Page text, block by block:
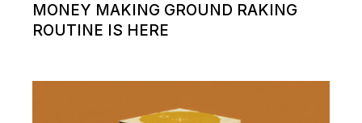
MONEY MAKING GROUND RAKING
ROUTINE IS HERE